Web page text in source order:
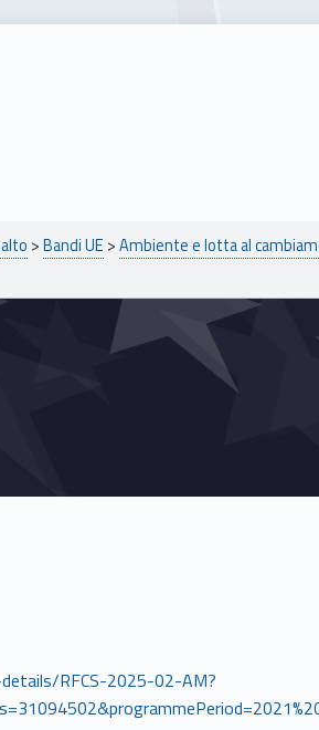
>Bandi UE >Ambiente e lotta al
RFCS-2025-02-AM?